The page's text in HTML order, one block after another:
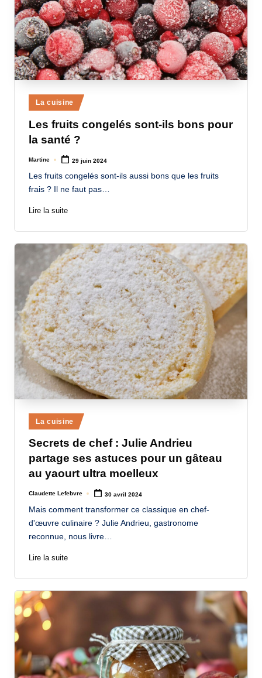
Posted
in
La cuisine
Les fruits congelés sont-ils bons pour
la santé ?
Posted
Martine 29 juin 2024
Les fruits congelés sont-ils aussi bons que les fruits
frais ? Il ne faut pas…
Lire la suite
Posted
in
La cuisine
Secrets de chef : Julie Andrieu
partage ses astuces pour un gâteau
au yaourt ultra moelleux
Posted
Claudette Lefebvre 30 avril 2024
Mais comment transformer ce classique en chef-
d'œuvre culinaire ? Julie Andrieu, gastronome
reconnue, nous livre…
Lire la suite